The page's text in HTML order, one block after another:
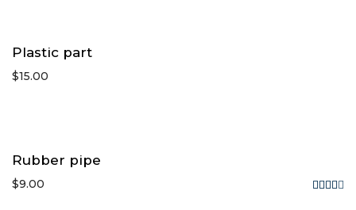
Plastic part
$15.00
Rubber pipe
$9.00